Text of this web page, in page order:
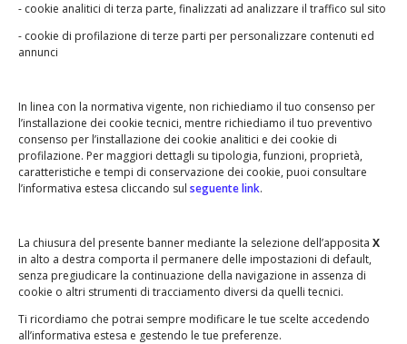
- cookie analitici di terza parte, finalizzati ad analizzare il traffico sul sito
- cookie di profilazione di terze parti per personalizzare contenuti ed
annunci
In linea con la normativa vigente, non richiediamo il tuo consenso per
l’installazione dei cookie tecnici, mentre richiediamo il tuo preventivo
consenso per l’installazione dei cookie analitici e dei cookie di
profilazione. Per maggiori dettagli su tipologia, funzioni, proprietà,
caratteristiche e tempi di conservazione dei cookie, puoi consultare
l’informativa estesa cliccando sul seguente link.
La chiusura del presente banner mediante la selezione dell’apposita X
in alto a destra comporta il permanere delle impostazioni di default,
senza pregiudicare la continuazione della navigazione in assenza di
cookie o altri strumenti di tracciamento diversi da quelli tecnici.
Ti ricordiamo che potrai sempre modificare le tue scelte accedendo
all’informativa estesa e gestendo le tue preferenze.
1969 Bologna
1968 Roma